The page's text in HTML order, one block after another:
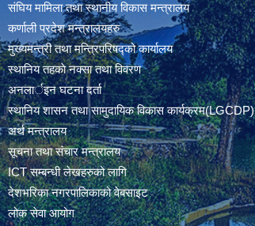
संघिय मामिला तथा स्थानीय विकास मन्त्रालय
कर्णाली प्रदेश मन्त्रालयहरु
मुख्यमन्त्री तथा मन्त्रिपरिषद्को कार्यालय
स्थानिय तहकाे नक्सा तथा विवरण
अनलार्इन घटना दर्ता
स्थानिय शासन तथा सामुदायिक विकास कार्यक्रम(LGCDP)
अर्थ मन्त्रालय
सूचना तथा संचार मन्त्रालय
ICT सम्बन्धी लेखहरुको लागि
देशभरिका नगरपालिकाको वेबसाइट
लोक सेवा आयोग